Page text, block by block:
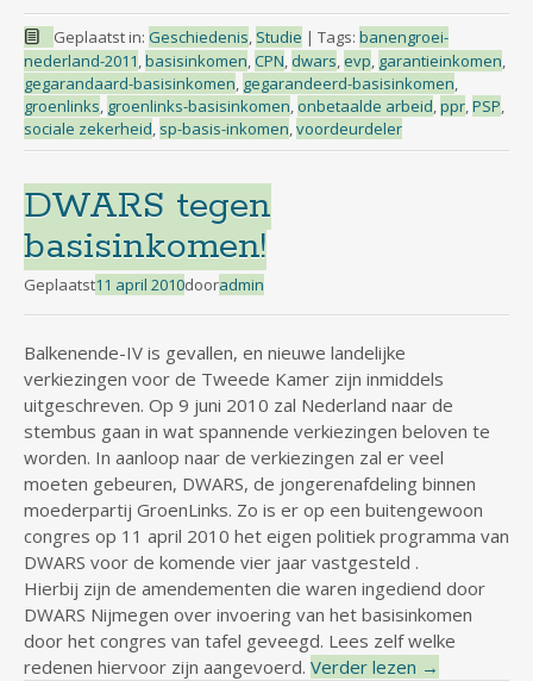
Geplaatst in: Geschiedenis, Studie | Tags: banengroei-
nederland-2011,basisinkomen,CPN, dwars, evp, garantieinkomen,
gegarandaard-basisinkomen, gegarandeerd-basisinkomen,
groenlinks, groenlinks-basisinkomen, onbetaalde arbeid,ppr,PSP,
sociale zekerheid, sp-basis-inkomen,voordeurdeler
DWARS tegen
basisinkomen!
Geplaatst11 april 2010dooradmin
Balkenende-IV is gevallen, en nieuwe landelijke
verkiezingen voor de Tweede Kamer zijn inmiddels
uitgeschreven. Op 9 juni 2010 zal Nederland naar de
stembus gaan in wat spannende verkiezingen beloven te
worden. In aanloop naar de verkiezingen zal er veel
moeten gebeuren, DWARS, de jongerenafdeling binnen
moederpartij GroenLinks. Zo is er op een buitengewoon
congres op 11 april 2010 het eigen politiek programma van
DWARS voor de komende vier jaar vastgesteld .
Hierbij zijn de amendementen die waren ingediend door
DWARS Nijmegen over invoering van het basisinkomen
door het congres van tafel geveegd. Lees zelf welke
redenen hiervoor zijn aangevoerd. Verder lezen →